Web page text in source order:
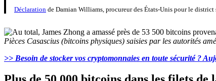
Déclaration de Damian Williams, procureur des États-Unis pour le district
Pièces Casascius (bitcoins physiques) saisies par les autorités
>> Besoin de stocker vos cryptomonnaies en toute sécurité ?